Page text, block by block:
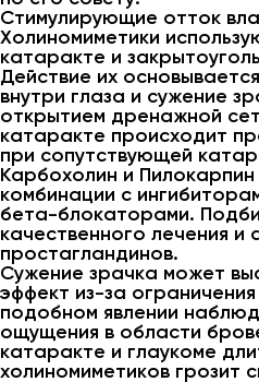
Стимулирующие отток
Холиномиметики
катаракте и
Действие их
внутри глаза и сужение
открытием дренажной
катаракте происходит
при сопутствующей
Карбохолин и
комбинации с
бета-блокаторами.
качественного лечения и
простагландинов.
Сужение зрачка может
эффект из-за
подобном явлении
ощущения в области
катаракте и глаукоме
холиномиметиков грозит